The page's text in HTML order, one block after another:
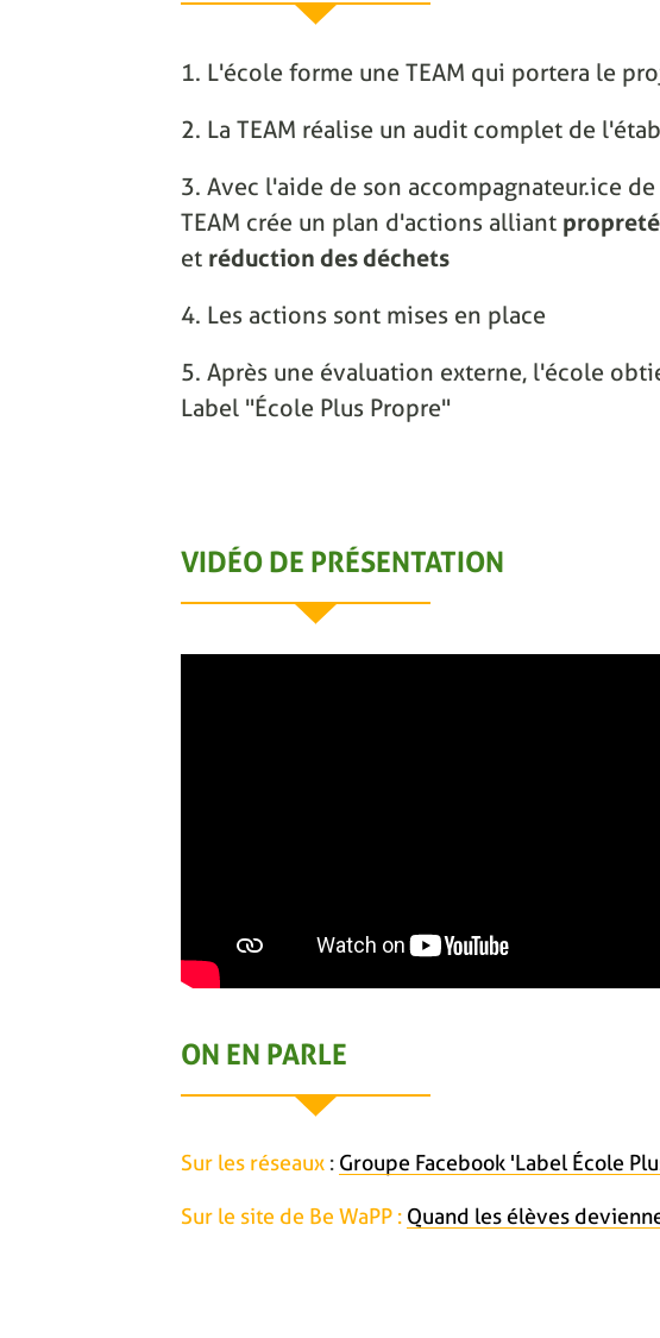
1. L'école forme une TEAM qui portera le
2. La TEAM réalise un audit complet de
3. Avec l'aide de son accompagnateur.ice
TEAM crée un plan d'actions alliant propreté
et réduction des déchets
4. Les actions sont mises en place
5. Après une évaluation externe, l'école
Label "École Plus Propre"
VIDÉO DE PRÉSENTATION
ON EN PARLE
Sur les réseaux : Groupe Facebook 'Label École
Sur le site de Be WaPP : Quand les élèves